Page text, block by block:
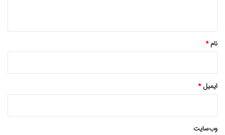
نام*
ایمیل*
وب‌سایت